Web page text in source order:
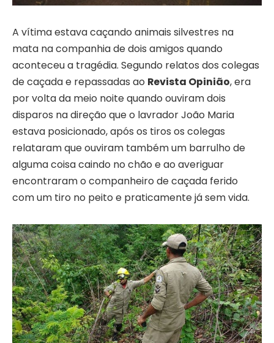
A vítima estava caçando animais silvestres na
mata na companhia de dois amigos quando
aconteceu a tragédia. Segundo relatos dos colegas
de caçada e repassadas ao Revista Opinião, era
por volta da meio noite quando ouviram dois
disparos na direção que o lavrador João Maria
estava posicionado, após os tiros os colegas
relataram que ouviram também um barrulho de
alguma coisa caindo no chão e ao averiguar
encontraram o companheiro de caçada ferido
com um tiro no peito e praticamente já sem vida.